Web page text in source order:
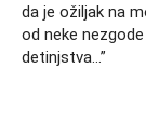
da je ožiljak na
od neke
detinjstva…”